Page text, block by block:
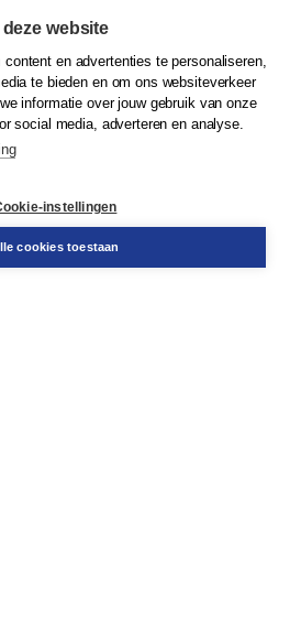
website
en advertenties te personaliseren,
te bieden en om ons websiteverkeer
informatie over jouw gebruik van onze
social media, adverteren en analyse.
instellingen
cookies toestaan